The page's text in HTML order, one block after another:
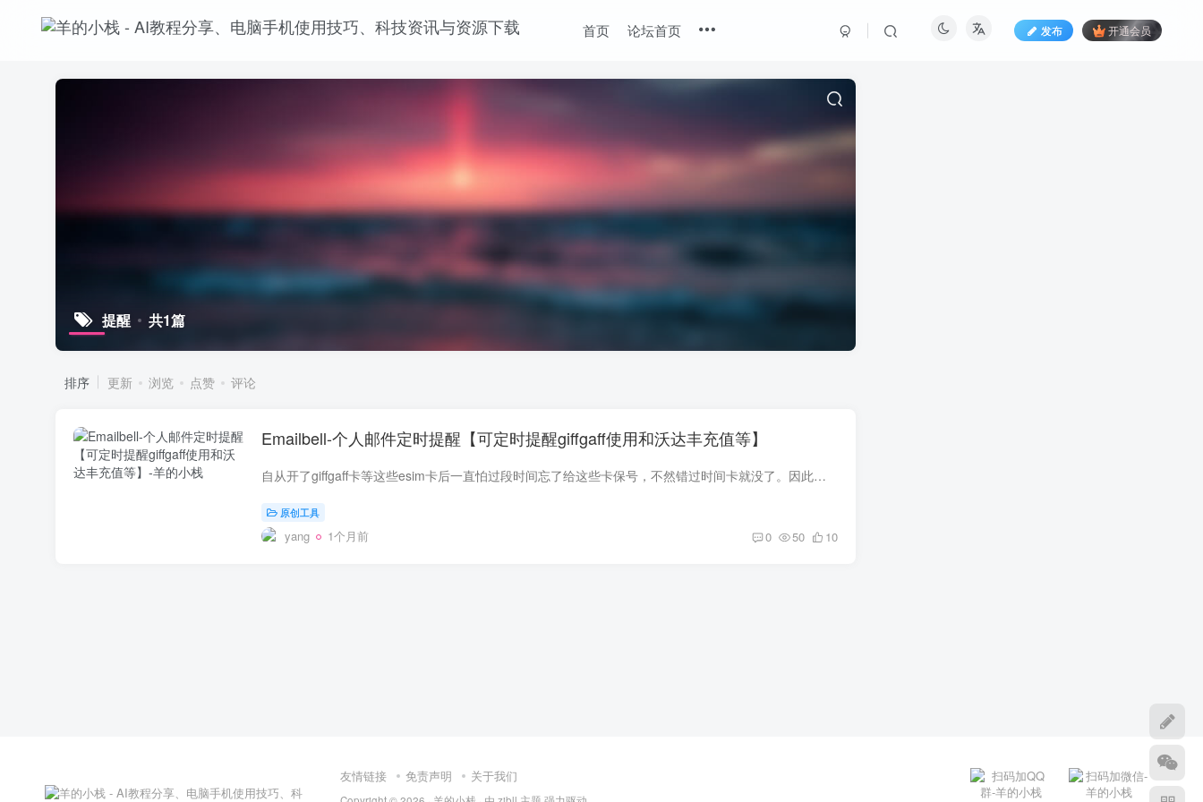
首页 论坛首页 发布 开通会员
提醒 共1篇
排序 更新 浏览 点赞 评论
Emailbell-个人邮件定时提醒【可定时提醒giffgaff使用和沃达丰充值等】
自从开了giffgaff卡等这些esim卡后一直怕过段时间忘了给这些卡保号，不然错过时间卡就没了。因此搭了这么一个小玩意。定好时间到时候给我发邮件提醒我要使用。 用途也不止于此，比如定时提醒，...
原创工具
yang 1个月前 0 50 10
友情链接 免责声明 关于我们